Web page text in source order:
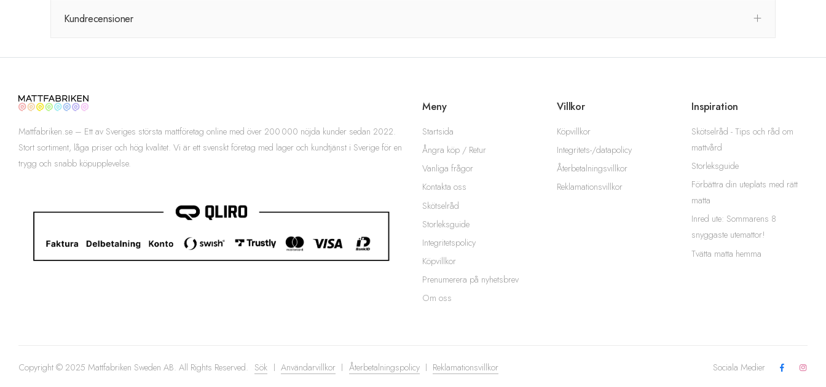
Kundrecensioner
Mattfabriken.se – Ett av Sveriges största mattföretag online med över 200 000 nöjda kunder sedan 2022.
Stort sortiment, låga priser och hög kvalitet. Vi är ett svenskt företag med lager och kundtjänst i Sverige för en
trygg och snabb köpupplevelse.
Meny
Startsida
Ångra köp / Retur
Vanliga frågor
Kontakta oss
Skötselråd
Storleksguide
Integritetspolicy
Köpvillkor
Prenumerera på nyhetsbrev
Om oss
Villkor
Köpvillkor
Integritets-/datapolicy
Återbetalningsvillkor
Reklamationsvillkor
Inspiration
Skötselråd - Tips och råd om
mattvård
Storleksguide
Förbättra din uteplats med rätt
matta
Inred ute: Sommarens 8
snyggaste utemattor!
Tvätta matta hemma
Copyright © 2025 Mattfabriken Sweden AB. All Rights Reserved. Sök Användarvillkor Återbetalningspolicy Reklamationsvillkor Sociala Medier